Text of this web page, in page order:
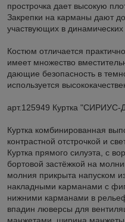
прострочка дает высокую
Закрепки на карманы дают
участвующих в динамических
Костюм отличается
имеет множество
дающие безопасность в
используется
арт.125949 Куртка
Куртка комбинированная
контрастной отстрочкой и
Куртка прямого силуэта, с
бортовой застёжкой на
молния прикрыта напуском
накладными карманами с
нижними карманами в
впадин люверсы для
манжетами, ширина манжеты